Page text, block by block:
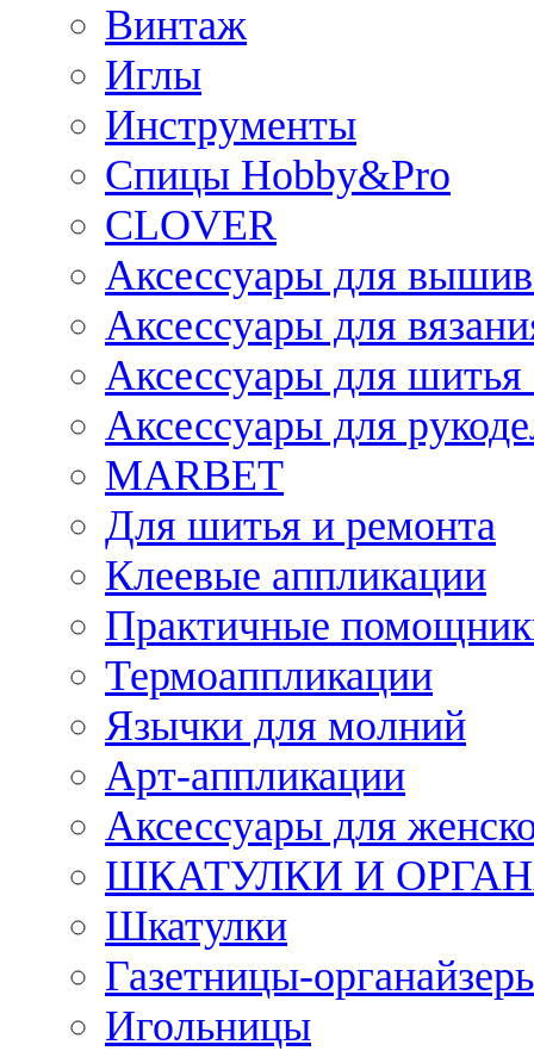
Винтаж
Иглы
Инструменты
Спицы Hobby&Pro
CLOVER
Аксессуары для
Аксессуары для
Аксессуары для
Аксессуары для
MARBET
Для шитья и ремонта
Клеевые аппликации
Практичные
Термоаппликации
Язычки для молний
Арт-аппликации
Аксессуары для
ШКАТУЛКИ И
Шкатулки
Газетницы-
Игольницы